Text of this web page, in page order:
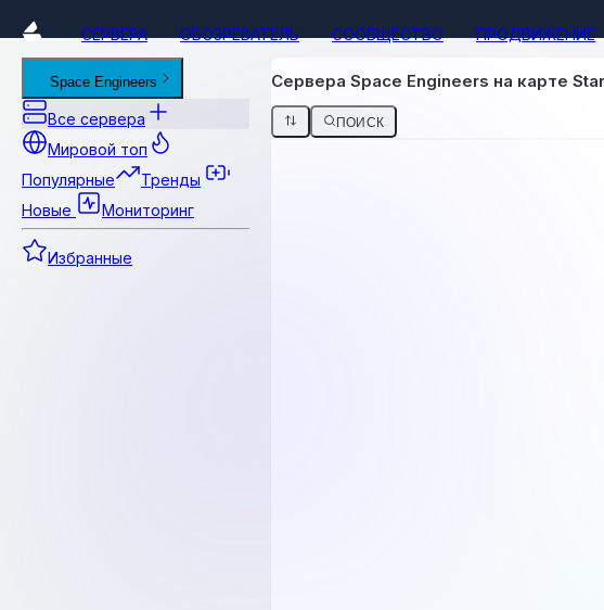
СЕРВЕРА ОБОЗРЕВАТЕЛЬ СООБЩЕСТВО ПРОДВИЖЕНИЕ
Space Engineers
Все сервера
Мировой топ
Популярные
Тренды
Новые
Мониторинг
Избранные
Сервера Space Engineers на карте
ПОИСК